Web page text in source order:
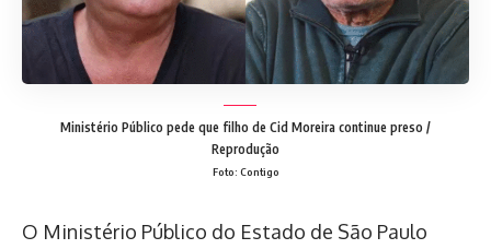
Ministério Público pede que filho de Cid Moreira continue preso /
Reprodução
Foto: Contigo
O Ministério Público do Estado de São Paulo